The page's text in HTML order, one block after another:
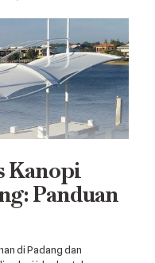
Kanopi
Panduan
di Padang dan